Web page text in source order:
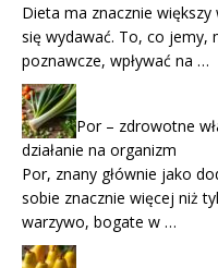
Dieta ma znacznie większy
się wydawać. To, co jemy,
poznawcze, wpływać na …
Por – zdrowotne
działanie na organizm
Por, znany głównie jako
sobie znacznie więcej niż
warzywo, bogate w …